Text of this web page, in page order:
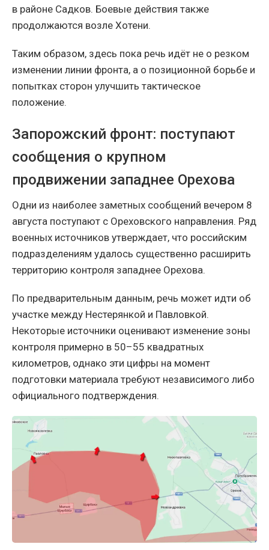
в районе Садков. Боевые действия также
продолжаются возле Хотени.
Таким образом, здесь пока речь идёт не о резком
изменении линии фронта, а о позиционной борьбе и
попытках сторон улучшить тактическое
положение.
Запорожский фронт: поступают
сообщения о крупном
продвижении западнее Орехова
Одни из наиболее заметных сообщений вечером 8
августа поступают с Ореховского направления. Ряд
военных источников утверждает, что российским
подразделениям удалось существенно расширить
территорию контроля западнее Орехова.
По предварительным данным, речь может идти об
участке между Нестерянкой и Павловкой.
Некоторые источники оценивают изменение зоны
контроля примерно в 50–55 квадратных
километров, однако эти цифры на момент
подготовки материала требуют независимого либо
официального подтверждения.